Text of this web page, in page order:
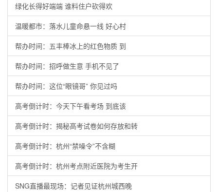
绿化长得好端端 谁料住户砍得欢
温暖都市：落水儿童命悬一线 好心村
帮办时间：五丰棒冰上的红色物质 到
帮办时间：招呼做生意 手机不见了
帮办时间：这位“眼镜哥” 你见过吗
高考倒计时：今天下午看考场 到底该
高考倒计时：揭秘高考试卷如何存放和转
高考倒计时：杭州“禁噪令”不含糊
高考倒计时：杭州考点附近医院为考生开
SNG直播最现场：记者见证杭州城西晚